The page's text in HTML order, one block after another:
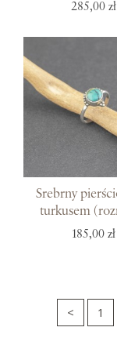
285,00 zł
Srebrny
turkusem
185,00 zł
< 1